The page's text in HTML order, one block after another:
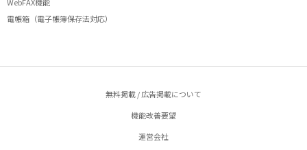
電帳箱（電子帳簿保存法対応）
無料掲載 / 広告掲載について
機能改善要望
運営会社